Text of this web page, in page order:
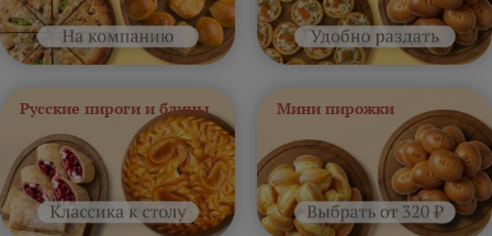
Русские пироги и блины Мини пирожки